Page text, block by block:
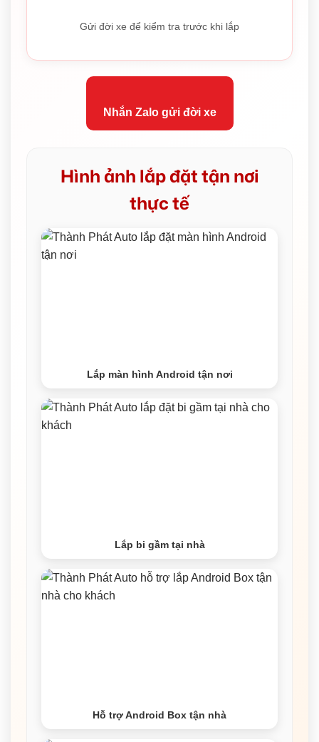
Gửi đời xe để kiểm tra trước khi lắp
Nhắn Zalo gửi đời xe
Hình ảnh lắp đặt tận nơi
thực tế
Lắp màn hình Android tận nơi
Lắp bi gầm tại nhà
Hỗ trợ Android Box tận nhà